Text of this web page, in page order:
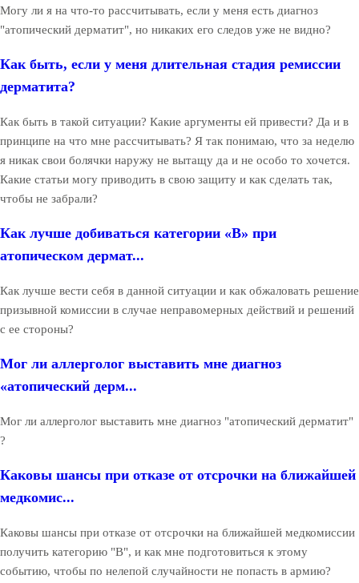
Могу ли я на что-то рассчитывать, если у меня есть диагноз
"атопический дерматит", но никаких его следов уже не видно?
Как быть, если у меня длительная стадия ремиссии
дерматита?
Как быть в такой ситуации? Какие аргументы ей привести? Да и в
принципе на что мне рассчитывать? Я так понимаю, что за неделю
я никак свои болячки наружу не вытащу да и не особо то хочется.
Какие статьи могу приводить в свою защиту и как сделать так,
чтобы не забрали?
Как лучше добиваться категории «В» при
атопическом дермат...
Как лучше вести себя в данной ситуации и как обжаловать решение
призывной комиссии в случае неправомерных действий и решений
с ее стороны?
Мог ли аллерголог выставить мне диагноз
«атопический дерм...
Мог ли аллерголог выставить мне диагноз "атопический дерматит"
?
Каковы шансы при отказе от отсрочки на ближайшей
медкомис...
Каковы шансы при отказе от отсрочки на ближайшей медкомиссии
получить категорию "В", и как мне подготовиться к этому
событию, чтобы по нелепой случайности не попасть в армию?